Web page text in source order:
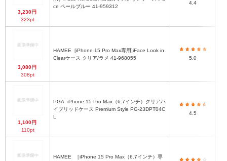
3,230円
323pt
ce ペールブルー 41-959312
4.4
3,080円
308pt
HAMEE
Clearケース クリア/ラメ 41-968055
5.0
1,100円
110pt
PGA
イブリッドケース Premium Style PG-23DPT04C
L
4.5
HAMEE